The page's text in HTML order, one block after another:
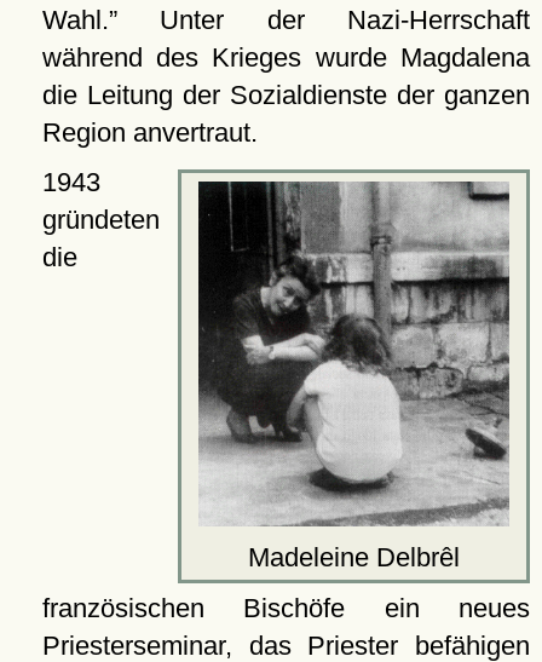
Wahl. Unter der Nazi-Herrschaft
während des Krieges wurde Magdalena
die Leitung der Sozialdienste der ganzen
Region anvertraut.
Madeleine Delbrêl
1943
gründeten
die
französischen Bischöfe ein neues
Priesterseminar, das Priester befähigen